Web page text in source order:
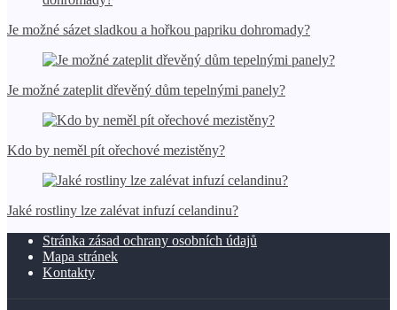
Je možné sázet sladkou a hořkou papriku dohromady?
Je možné zateplit dřevěný dům tepelnými panely?
Kdo by neměl pít ořechové mezistěny?
Jaké rostliny lze zalévat infuzí celandinu?
Stránka zásad ochrany osobních údajů
Mapa stránek
Kontakty